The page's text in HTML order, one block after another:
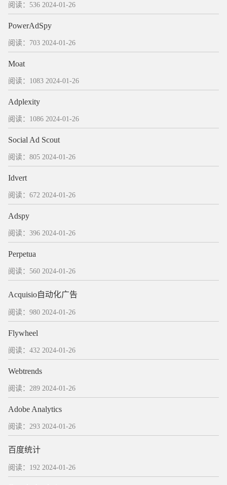
阅读：536 2024-01-26
PowerAdSpy
阅读：703 2024-01-26
Moat
阅读：1083 2024-01-26
Adplexity
阅读：1086 2024-01-26
Social Ad Scout
阅读：805 2024-01-26
Idvert
阅读：672 2024-01-26
Adspy
阅读：396 2024-01-26
Perpetua
阅读：560 2024-01-26
Acquisio自动化广告
阅读：980 2024-01-26
Flywheel
阅读：432 2024-01-26
Webtrends
阅读：289 2024-01-26
Adobe Analytics
阅读：293 2024-01-26
百度统计
阅读：192 2024-01-26